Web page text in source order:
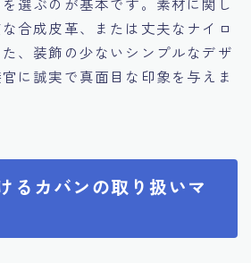
合成皮革、または丈夫なナイロ
、装飾の少ないシンプルなデザ
に誠実で真面目な印象を与えま
るカバンの取り扱いマ